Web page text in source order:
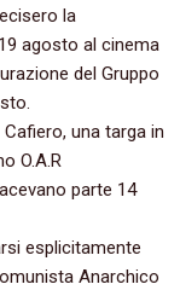
la
agosto al cinema
del Gruppo
una targa in
O.A.R
parte 14
esplicitamente
Anarchico